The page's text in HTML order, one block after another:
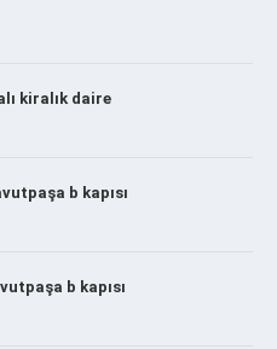
kiralık daire
b kapısı
b kapısı